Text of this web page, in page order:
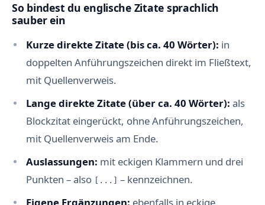
So bindest du englische Zitate sprachlich
sauber ein
Kurze direkte Zitate (bis ca. 40 Wörter): in
doppelten Anführungszeichen direkt im Fließtext,
mit Quellenverweis.
Lange direkte Zitate (über ca. 40 Wörter): als
Blockzitat eingerückt, ohne Anführungszeichen,
mit Quellenverweis am Ende.
Auslassungen: mit eckigen Klammern und drei
Punkten – also [...] – kennzeichnen.
Eigene Ergänzungen: ebenfalls in eckige